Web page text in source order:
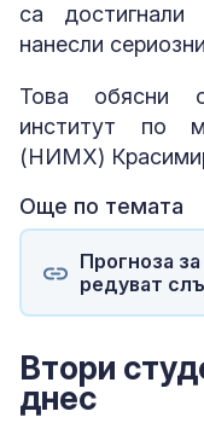
са достигнали
нанесли
Това обясни
институт по
(НИМХ)
Още по темата
Прогноза
редуват
Втори
днес